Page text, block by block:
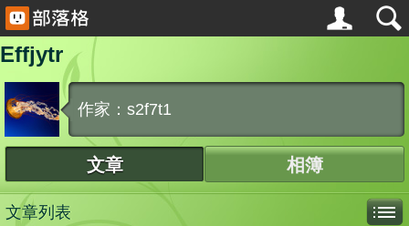
Effjytr
作家：s2f7t1
文章 相簿
文章列表